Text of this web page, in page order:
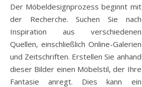
Der Möbeldesignprozess beginnt mit
der Recherche. Suchen Sie nach
Inspiration aus verschiedenen
Quellen, einschließlich Online-Galerien
und Zeitschriften. Erstellen Sie anhand
dieser Bilder einen Möbelstil, der Ihre
Fantasie anregt. Dies kann ein